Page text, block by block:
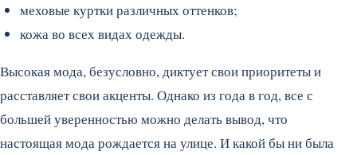
меховые куртки различных оттенков;
кожа во всех видах одежды.
Высокая мода, безусловно, диктует свои приоритеты и
расставляет свои акценты. Однако из года в год, все с
большей уверенностью можно делать вывод, что
настоящая мода рождается на улице. И какой бы ни была